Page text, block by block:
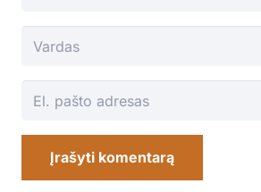
Įrašyti komentarą